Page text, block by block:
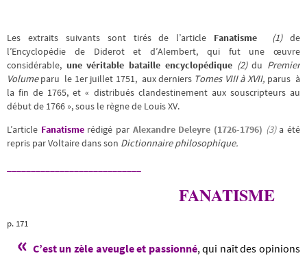
Les extraits suivants sont tirés de l’article Fanatisme (1)de
l’Encyclopédie de Diderot et d’Alembert, qui fut une œuvre
considérable, une véritable bataille encyclopédique (2)du Premier
Volumeparu le 1er juillet 1751, aux derniers Tomes VIII à XVII, parus à
la fin de 1765, et « distribués clandestinement aux souscripteurs au
début de 1766 », sous le règne de Louis XV.
L’article Fanatismerédigé par Alexandre Deleyre (1726-1796) (3)a été
repris par Voltaire dans son Dictionnaire philosophique.
FANATISME
p. 171
« C’est un zèle aveugle et passionné, qui naît des opinions